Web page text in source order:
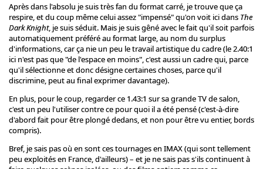
Après dans l'absolu je suis très fan du format carré, je trouve que ça
respire, et du coup même celui assez "impensé" qu'on voit ici dans The
Dark Knight, je suis séduit. Mais je suis gêné avec le fait qu'il soit parfois
automatiquement préféré au format large, au nom du surplus
d'informations, car ça nie un peu le travail artistique du cadre (le 2.40:1
ici n'est pas que "de l'espace en moins", c'est aussi un cadre qui, parce
qu'il sélectionne et donc désigne certaines choses, parce qu'il
discrimine, peut au final exprimer davantage).
En plus, pour le coup, regarder ce 1.43:1 sur sa grande TV de salon,
c'est un peu l'utiliser contre ce pour quoi il a été pensé (c'est-à-dire
d'abord fait pour être plongé dedans, et non pour être vu entier, bords
compris).
Bref, je sais pas où en sont ces tournages en IMAX (qui sont tellement
peu exploités en France, d'ailleurs) – et je ne sais pas s'ils continuent à